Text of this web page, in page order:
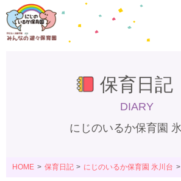
保育日記
DIARY
にじのいるか保育園
HOME 保育日記 にじのいるか保育園 氷川台